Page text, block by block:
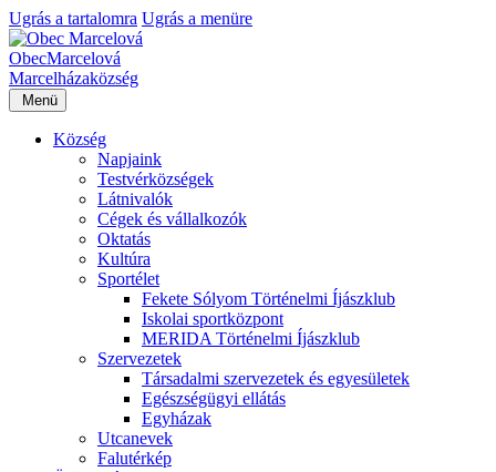
Ugrás a tartalomra Ugrás a menüre
ObecMarcelová
Marcelházaközség
Menü
Község
Napjaink
Testvérközségek
Látnivalók
Cégek és vállalkozók
Oktatás
Kultúra
Sportélet
Fekete Sólyom Történelmi Íjászklub
Iskolai sportközpont
MERIDA Történelmi Íjászklub
Szervezetek
Társadalmi szervezetek és egyesületek
Egészségügyi ellátás
Egyházak
Utcanevek
Falutérkép